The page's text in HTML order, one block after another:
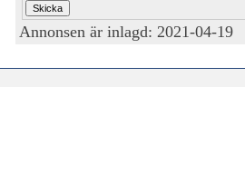
Annonsen är inlagd: 2021-04-19